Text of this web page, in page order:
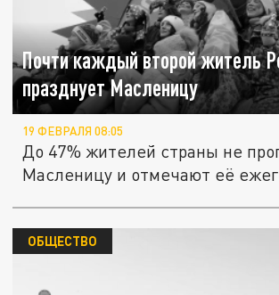
Почти каждый второй житель
празднует Масленицу
19 ФЕВРАЛЯ 08:05
До 47% жителей страны не
Масленицу и отмечают её
ОБЩЕСТВО